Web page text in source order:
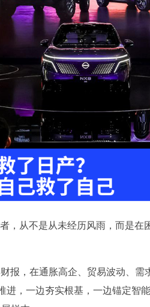
，从不是从未经历风雨，而是在
报，在通胀高企、贸易波动、需
进，一边夯实根基，一边锚定智